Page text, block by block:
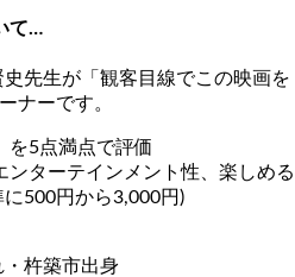
て…
先生が「観客目線でこの映画を
ナーです。
を5点満点で評価
ターテインメント性、楽しめる
500円から3,000円)
・杵築市出身